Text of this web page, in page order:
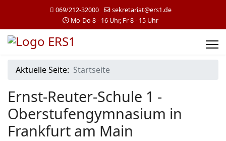
069/212-32000
sekretariat@ers1.de
Mo-Do 8 - 16 Uhr, Fr 8 - 15 Uhr
Aktuelle Seite: Startseite
Ernst-Reuter-Schule 1 -
Oberstufengymnasium in
Frankfurt am Main